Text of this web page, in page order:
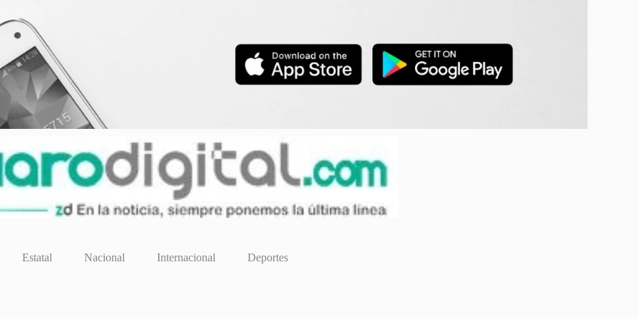
Estatal Nacional Internacional Deportes